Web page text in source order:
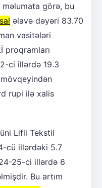
görə, bu
əlavə dəyəri 83.70
vasitələri
proqramları
ci illərdə 19.3
rupi ilə xalis
Lifli Tekstil
cü illərdəki 5.7
25-ci illərdə 6
Bu artım